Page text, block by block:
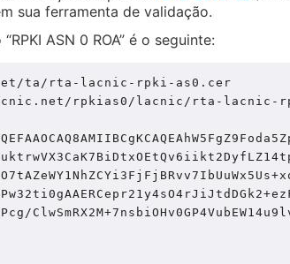
sua ferramenta de validação.
ASN 0 ROA” é o seguinte:
ta/rta-lacnic-rpki-as0.cer
rpkias0/lacnic/rta-lacnic-